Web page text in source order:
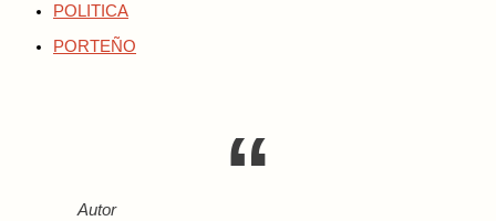
POLITICA
PORTEÑO
Autor